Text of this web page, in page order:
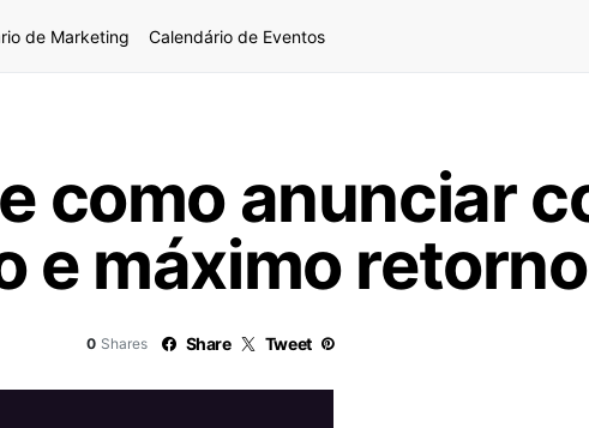
de Marketing Calendário de Eventos
como anunciar
e máximo retorno
0 Shares Share Tweet